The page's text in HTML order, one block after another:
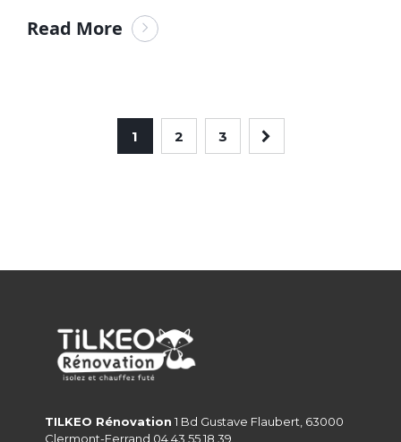
Read More
1 2 3
TILKEO Rénovation 1 Bd Gustave Flaubert, 63000
Clermont-Ferrand 04 43 55 18 39